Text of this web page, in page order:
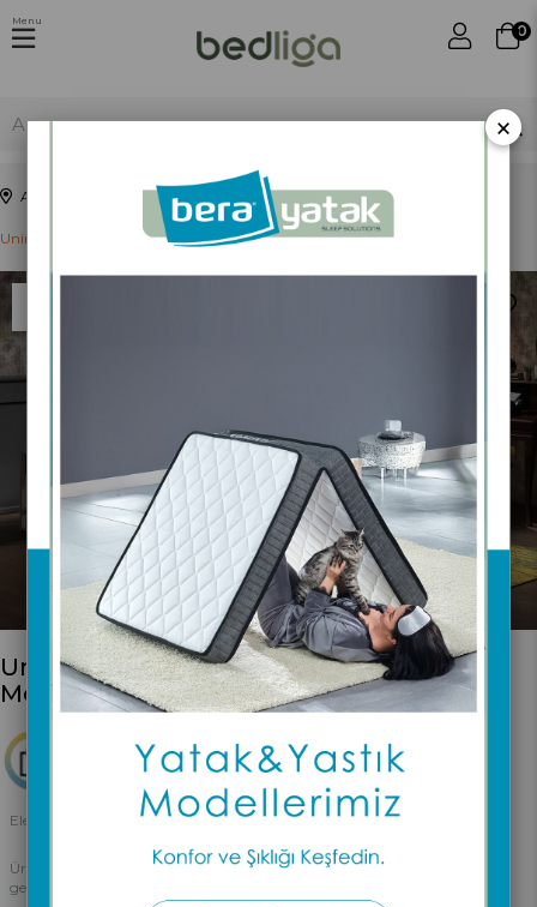
0
Menu
Anasayfa Karyola Grubu Karyola
Unimet Asos-S Çift Kişilik Ferforje Beyaz Metal Karyola
Unimet Asos-S Çift Kişilik Ferforje Beyaz
Metal Karyola
Elektrostatik boyalı / Geçme sistemli / Demonte üründür.
Ürünlerimiz tamamen geçme sistemli olup kurulumu için vida v.b. araç
gerece ihtiyaç yoktur.
×